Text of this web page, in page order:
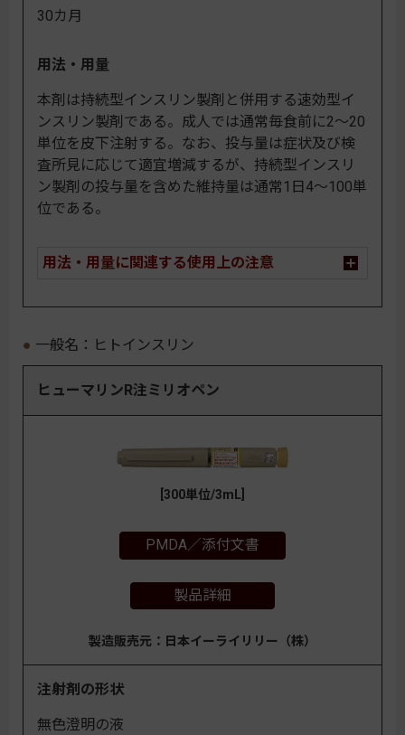
30カ月
用法・用量
本剤は持続型インスリン製剤と併用する速効型イ
ンスリン製剤である。成人では通常毎食前に2～20
単位を皮下注射する。なお、投与量は症状及び検
査所見に応じて適宜増減するが、持続型インスリ
ン製剤の投与量を含めた維持量は通常1日4～100単
位である。
用法・用量に関連する使用上の注意
一般名：ヒトインスリン
ヒューマリンR注ミリオペン
[300単位/3mL]
PMDA／添付文書
製品詳細
製造販売元：日本イーライリリー（株）
注射剤の形状
無色澄明の液